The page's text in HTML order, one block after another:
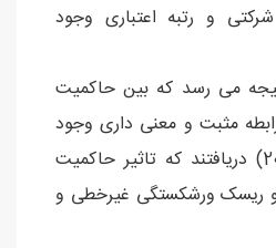
و رتبه اعتباری وجود
این نتیجه می رسد که بین حاکمیت
مثبت و معنی داری وجود
دارد. وانگ و لین (2010) دریافتند که تاثیر حاکمیت
و ریسک ورشکستگی غیرخطی و